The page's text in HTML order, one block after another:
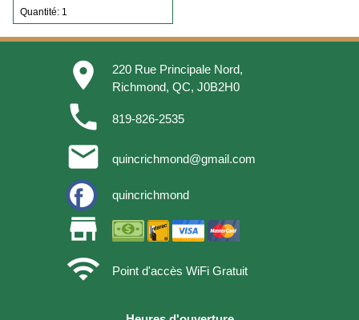
Quantité: 1
place
220 Rue Principale Nord,
Richmond, QC, J0B2H0
phone 819-826-2535
email quincrichmond@gmail.com
quincrichmond
store
wifi
Point d'accès WiFi Gratuit